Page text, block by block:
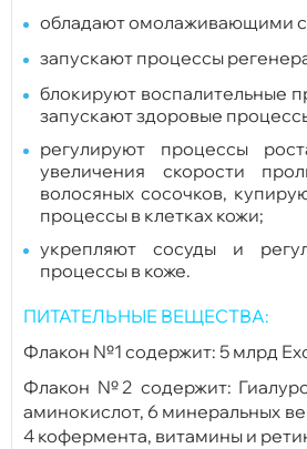
обладают омолаживающими
запускают процессы
блокируют воспалительные
запускают здоровые
регулируют процессы
увеличения скорости
волосяных сосочков,
процессы в клетках кожи;
укрепляют сосуды и
процессы в коже.
ПИТАТЕЛЬНЫЕ ВЕЩЕСТВА:
Флакон №1 содержит: 5 млрд
Флакон №2 содержит:
аминокислот, 6 минеральных
4 кофермента, витамины и